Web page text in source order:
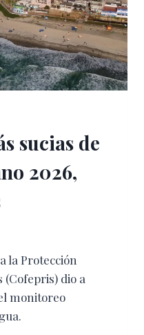
sucias de
2026,
la Protección
(Cofepris) dio a
monitoreo